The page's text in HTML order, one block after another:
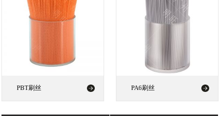
PBT刷丝 PA6刷丝